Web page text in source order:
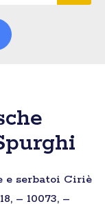
e serbatoi Ciriè
– 10073, –